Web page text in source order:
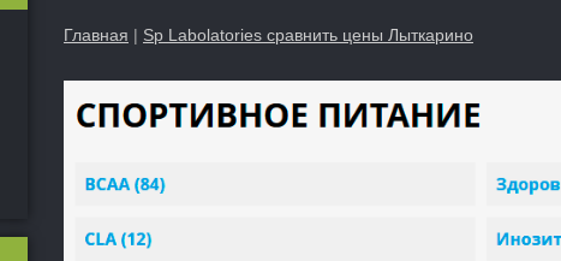
Главная | Sp Labolatories сравнить цены Лыткарино